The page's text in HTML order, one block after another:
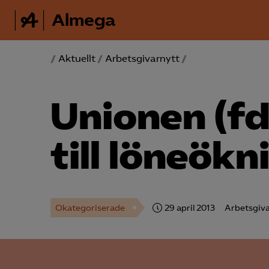
Almega
/ Aktuellt / Arbetsgivarnytt /
Unionen
till
Okategoriserade 29 april 2013